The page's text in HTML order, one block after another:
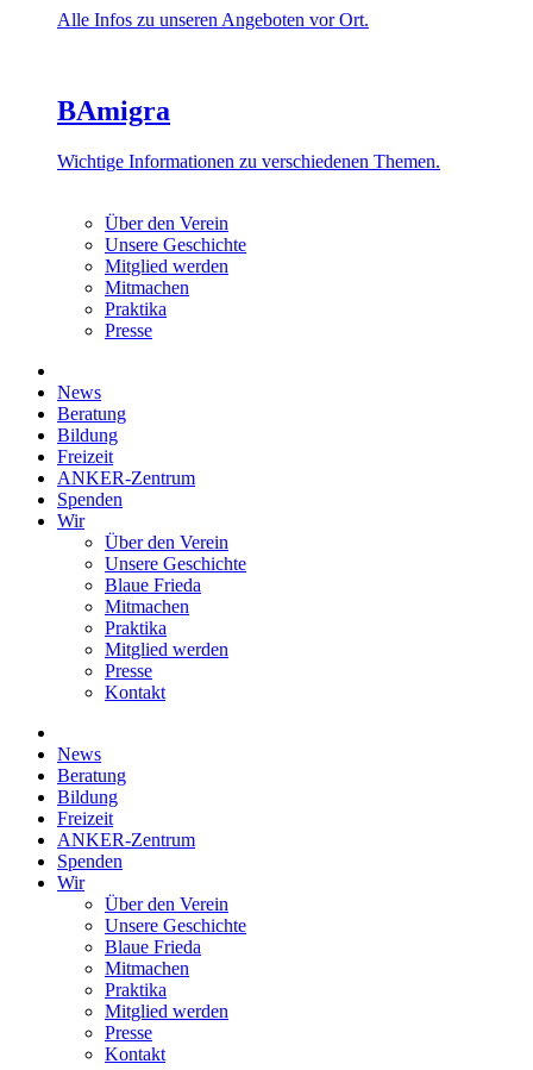
Alle Infos zu unseren Angeboten vor Ort.
BAmigra
Wichtige Informationen zu verschiedenen Themen.
Über den Verein
Unsere Geschichte
Mitglied werden
Mitmachen
Praktika
Presse
News
Beratung
Bildung
Freizeit
ANKER-Zentrum
Spenden
Wir
Über den Verein
Unsere Geschichte
Blaue Frieda
Mitmachen
Praktika
Mitglied werden
Presse
Kontakt
News
Beratung
Bildung
Freizeit
ANKER-Zentrum
Spenden
Wir
Über den Verein
Unsere Geschichte
Blaue Frieda
Mitmachen
Praktika
Mitglied werden
Presse
Kontakt